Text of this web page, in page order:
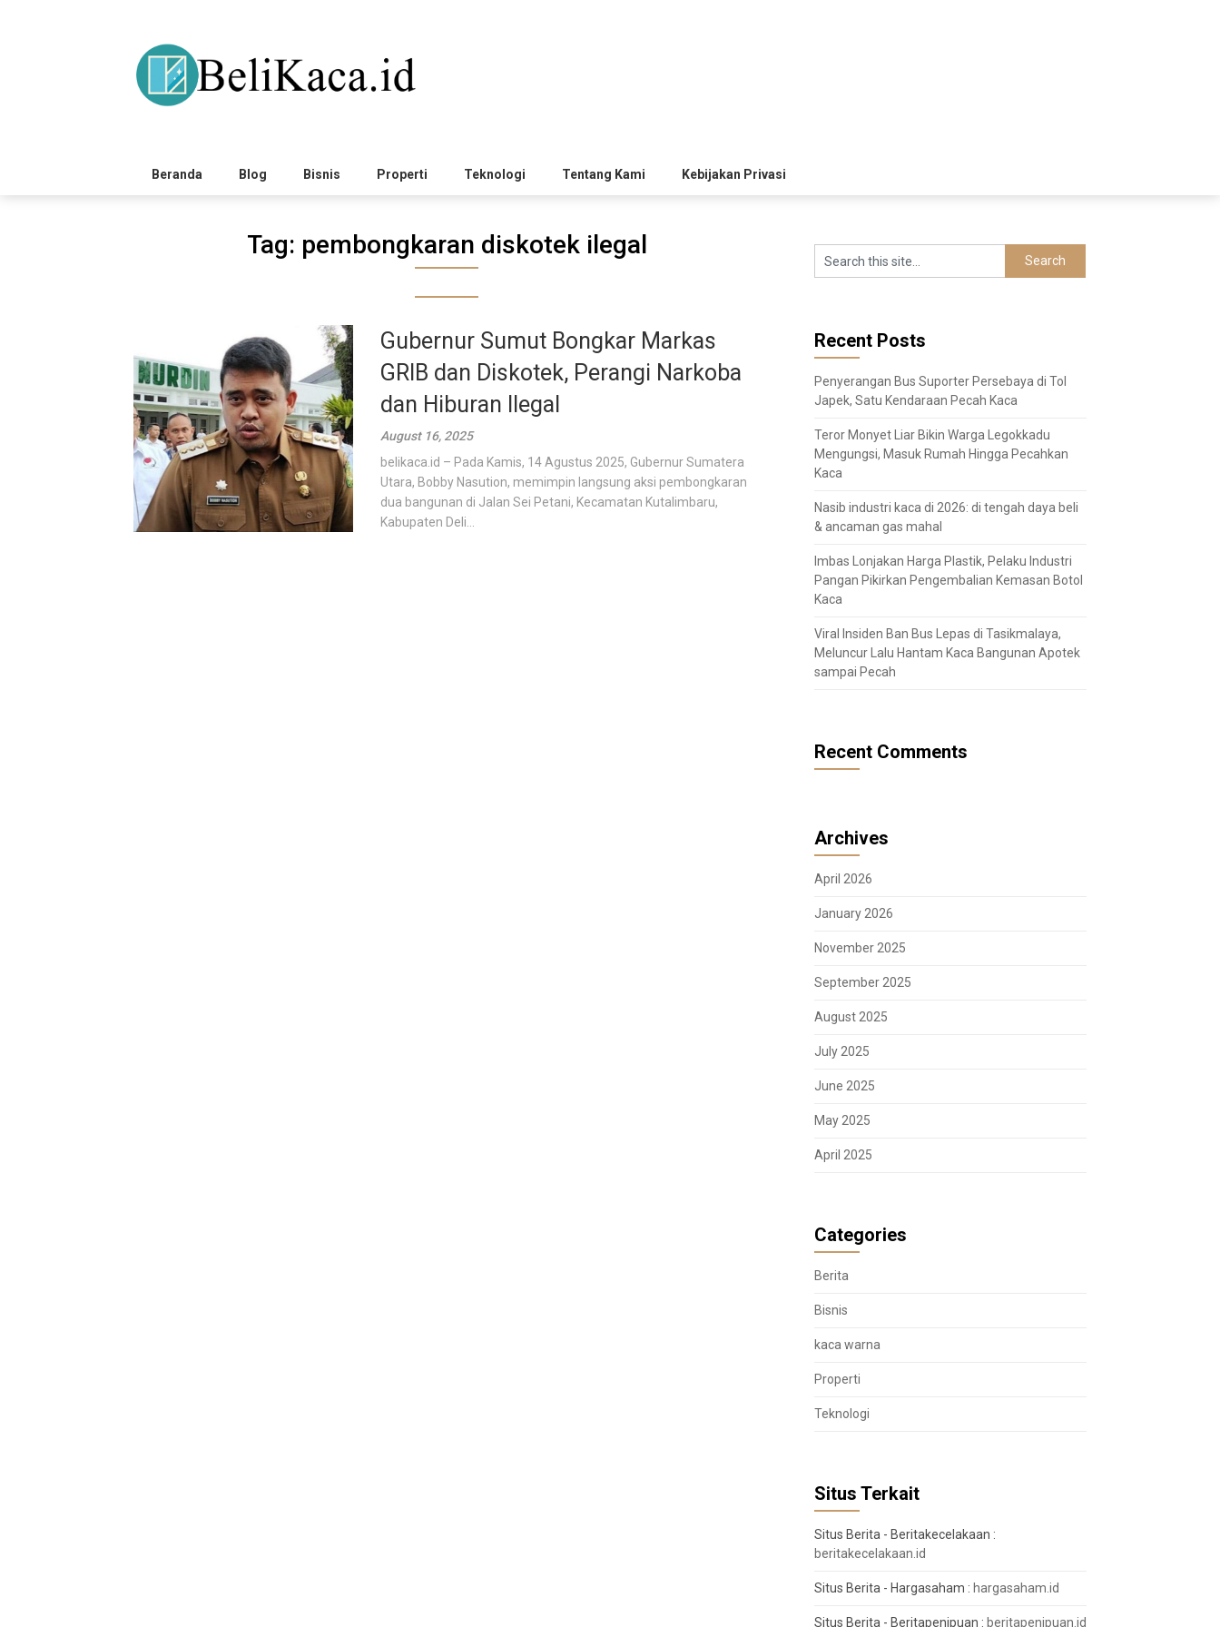
Beranda Blog Bisnis Properti Teknologi Tentang Kami Kebijakan Privasi
Tag: pembongkaran diskotek ilegal
Gubernur Sumut Bongkar Markas
GRIB dan Diskotek, Perangi Narkoba
dan Hiburan Ilegal
August 16, 2025
belikaca.id – Pada Kamis, 14 Agustus 2025, Gubernur Sumatera
Utara, Bobby Nasution, memimpin langsung aksi pembongkaran
dua bangunan di Jalan Sei Petani, Kecamatan Kutalimbaru,
Kabupaten Deli...
Recent Posts
Penyerangan Bus Suporter Persebaya di Tol
Japek, Satu Kendaraan Pecah Kaca
Teror Monyet Liar Bikin Warga Legokkadu
Mengungsi, Masuk Rumah Hingga Pecahkan
Kaca
Nasib industri kaca di 2026: di tengah daya beli
& ancaman gas mahal
Imbas Lonjakan Harga Plastik, Pelaku Industri
Pangan Pikirkan Pengembalian Kemasan Botol
Kaca
Viral Insiden Ban Bus Lepas di Tasikmalaya,
Meluncur Lalu Hantam Kaca Bangunan Apotek
sampai Pecah
Recent Comments
Archives
April 2026
January 2026
November 2025
September 2025
August 2025
July 2025
June 2025
May 2025
April 2025
Categories
Berita
Bisnis
kaca warna
Properti
Teknologi
Situs Terkait
Situs Berita - Beritakecelakaan :
beritakecelakaan.id
Situs Berita - Hargasaham : hargasaham.id
Situs Berita - Beritapenipuan : beritapenipuan.id